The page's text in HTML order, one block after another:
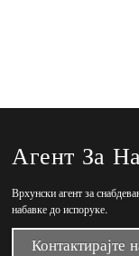
Агент За
Врхунски агент за
набавке до испоруке.
Контактирајте